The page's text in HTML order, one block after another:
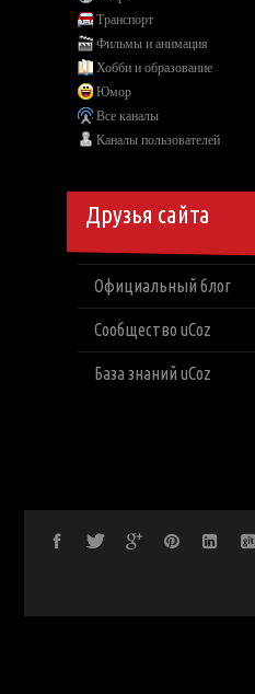
Транспорт
Фильмы и анимация
Хобби и образование
Юмор
Все каналы
Каналы пользователей
Друзья сайта
Официальный блог
Сообщество uCoz
База знаний uCoz